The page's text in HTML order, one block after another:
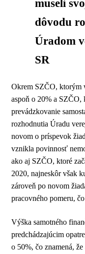
museli
dôvodu
Úradom
SR
Okrem SZČO, ktorým
aspoň o 20% a SZČO,
prevádzkovanie
rozhodnutia Úradu
novom o príspevok
vznikla povinnosť
ako aj SZČO, ktoré
2020, najneskôr však
zároveň po novom
pracovného pomeru,
Výška samotného
predchádzajúcim
o 50%, čo znamená,